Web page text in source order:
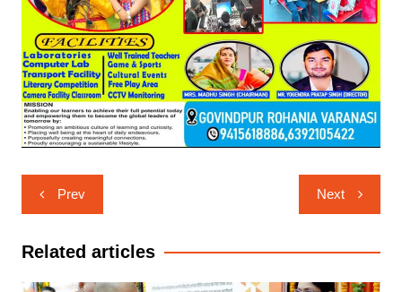
Post
navigation
Prev Next
Related articles